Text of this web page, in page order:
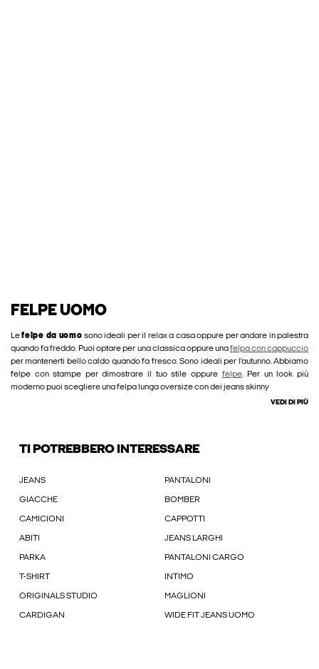
FELPE UOMO
Lefelpe da uomo sono ideali per il relax a casa oppure per andare in palestra
quando fa freddo. Puoi optare per una classica oppure unafelpa con cappuccio
per mantenerti bello caldo quando fa fresco. Sono ideali per l’autunno. Abbiamo
felpe con stampe per dimostrare il tuo stile oppure felpe. Per un look più
moderno puoi scegliere una felpa lunga oversize con dei jeans skinny
VEDI DI PIÙ
TI POTREBBERO INTERESSARE
JEANS PANTALONI
GIACCHE BOMBER
CAMICIONI CAPPOTTI
ABITI JEANS LARGHI
PARKA PANTALONI CARGO
T-SHIRT INTIMO
ORIGINALS STUDIO MAGLIONI
CARDIGAN WIDE FIT JEANS UOMO